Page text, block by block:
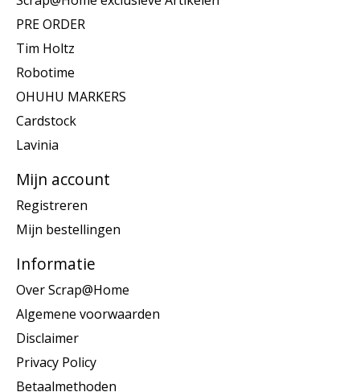
PRE ORDER
Tim Holtz
Robotime
OHUHU MARKERS
Cardstock
Lavinia
Mijn account
Registreren
Mijn bestellingen
Informatie
Over Scrap@Home
Algemene voorwaarden
Disclaimer
Privacy Policy
Betaalmethoden